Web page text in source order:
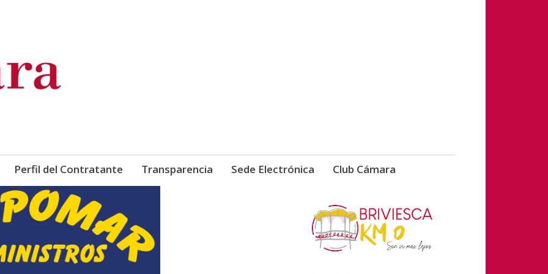
Comercio, Industria y Servicios de Briviesca
Perfil del Contratante Transparencia Sede Electrónica Club Cámara